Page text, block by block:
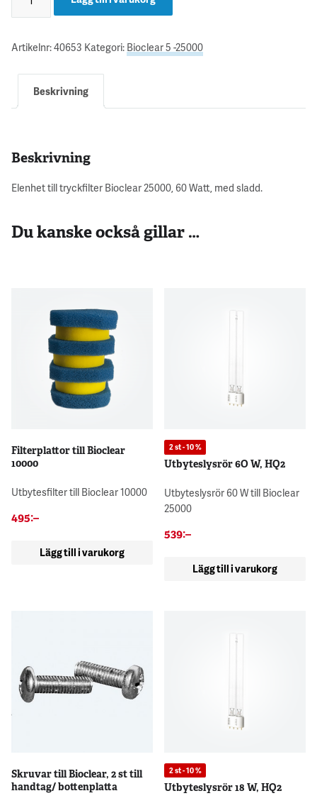
Artikelnr:40653 Kategori: Bioclear 5 -25000
Beskrivning
Beskrivning
Elenhet till tryckfilter Bioclear 25000, 60 Watt, med sladd.
Du kanske också gillar …
Filterplattor till Bioclear
10000
Utbytesfilter till Bioclear 10000
495:–
Lägg till i varukorg
2 st - 10 %
Utbyteslysrör 6O W, HQ2
Utbyteslysrör 60 W till Bioclear
25000
539:–
Lägg till i varukorg
Skruvar till Bioclear, 2 st till
handtag/ bottenplatta
2 st - 10 %
Utbyteslysrör 18 W, HQ2